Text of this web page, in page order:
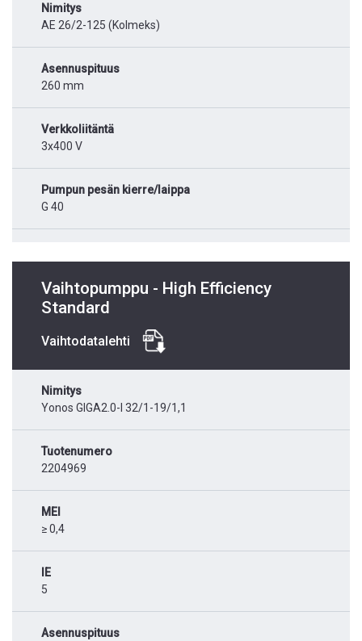
Nimitys
AE 26/2-125 (Kolmeks)
Asennuspituus
260 mm
Verkkoliitäntä
3x400 V
Pumpun pesän kierre/laippa
G 40
Vaihtopumppu - High Efficiency
Standard
Vaihtodatalehti
Nimitys
Yonos GIGA2.0-I 32/1-19/1,1
Tuotenumero
2204969
MEI
≥ 0,4
IE
5
Asennuspituus